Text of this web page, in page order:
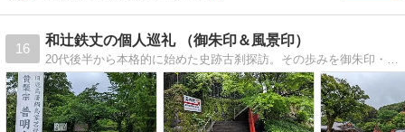
16
和辻鉄丈の個人巡礼 （御朱印＆風景印）
20代後半から本格的に始めた史跡古刹探訪。その歩みを御朱印・風景印と共に振り返ったブログです。